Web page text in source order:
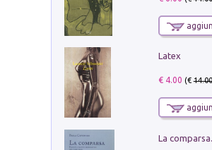
Latex
€ 4.00 (€14.00